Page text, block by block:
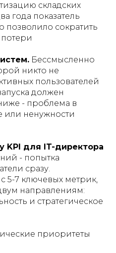
складских
года показатель
позволило сократить
потери
Бессмысленно
никто не
пользователей
должен
- проблема в
или ненужности
KPI для IT-директора
- попытка
сразу.
5-7 ключевых метрик,
направлениям:
и стратегическое
приоритеты